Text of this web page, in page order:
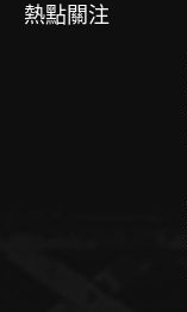
熱點關注